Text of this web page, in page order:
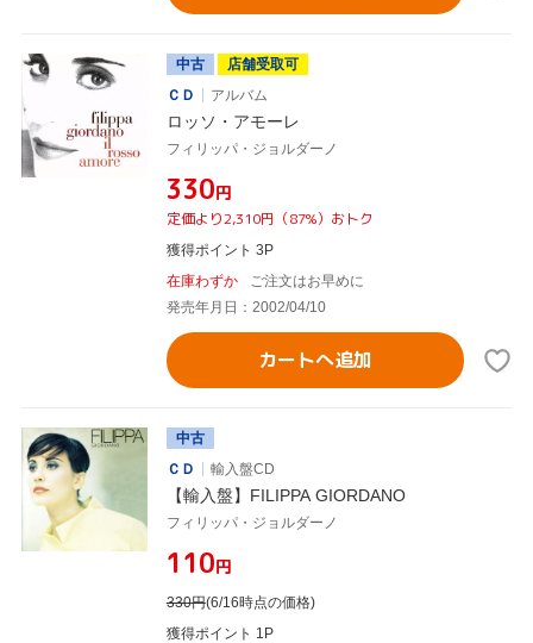
中古
店舗受取可
ＣＤ
アルバム
ロッソ・アモーレ
フィリッパ・ジョルダーノ
¥330円
定価より2,310円（87%）おトク
獲得ポイント 3P
在庫わずか
ご注文はお早めに
発売年月日：2002/04/10
カートへ追加
中古
ＣＤ
輸入盤CD
【輸入盤】FILIPPA GIORDANO
フィリッパ・ジョルダーノ
¥110円
330円(6/16時点の価格)
獲得ポイント 1P